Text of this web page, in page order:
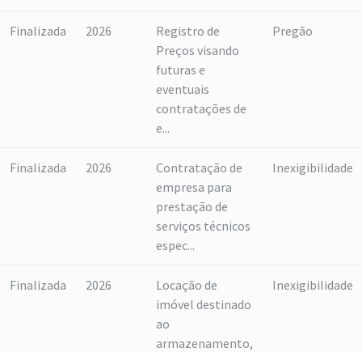
Finalizada 2026
Registro de
Preços visando
futuras e
eventuais
contratações de
e...
Pregão
Finalizada 2026
Contratação de
empresa para
prestação de
serviços técnicos
espec...
Inexigibilidade
Finalizada 2026
Locação de
imóvel destinado
ao
armazenamento,
Inexigibilidade